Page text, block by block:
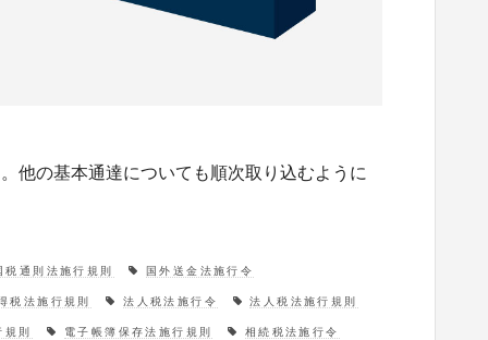
他の基本通達についても順次取り込むように
税通則法施行規則 国外送金法施行令
税法施行規則 法人税法施行令 法人税法施行規則
則 電子帳簿保存法施行規則 相続税法施行令